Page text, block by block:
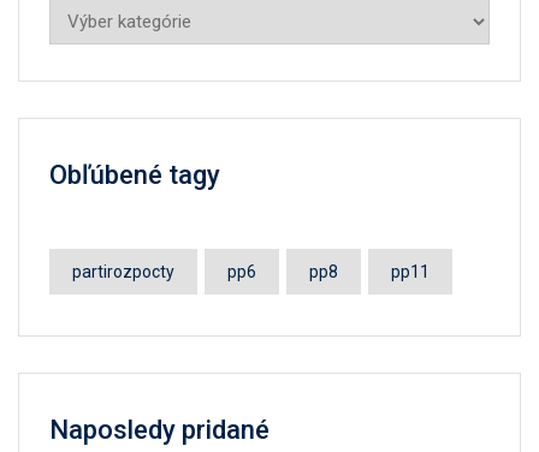
Kategórie
Obľúbené tagy
partirozpocty pp6 pp8 pp11
Naposledy pridané